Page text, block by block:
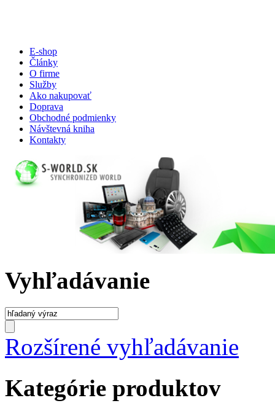
E-shop
Články
O firme
Služby
Ako nakupovať
Doprava
Obchodné podmienky
Návštevná kniha
Kontakty
Vyhľadávanie
Rozšírené vyhľadávanie
Kategórie produktov